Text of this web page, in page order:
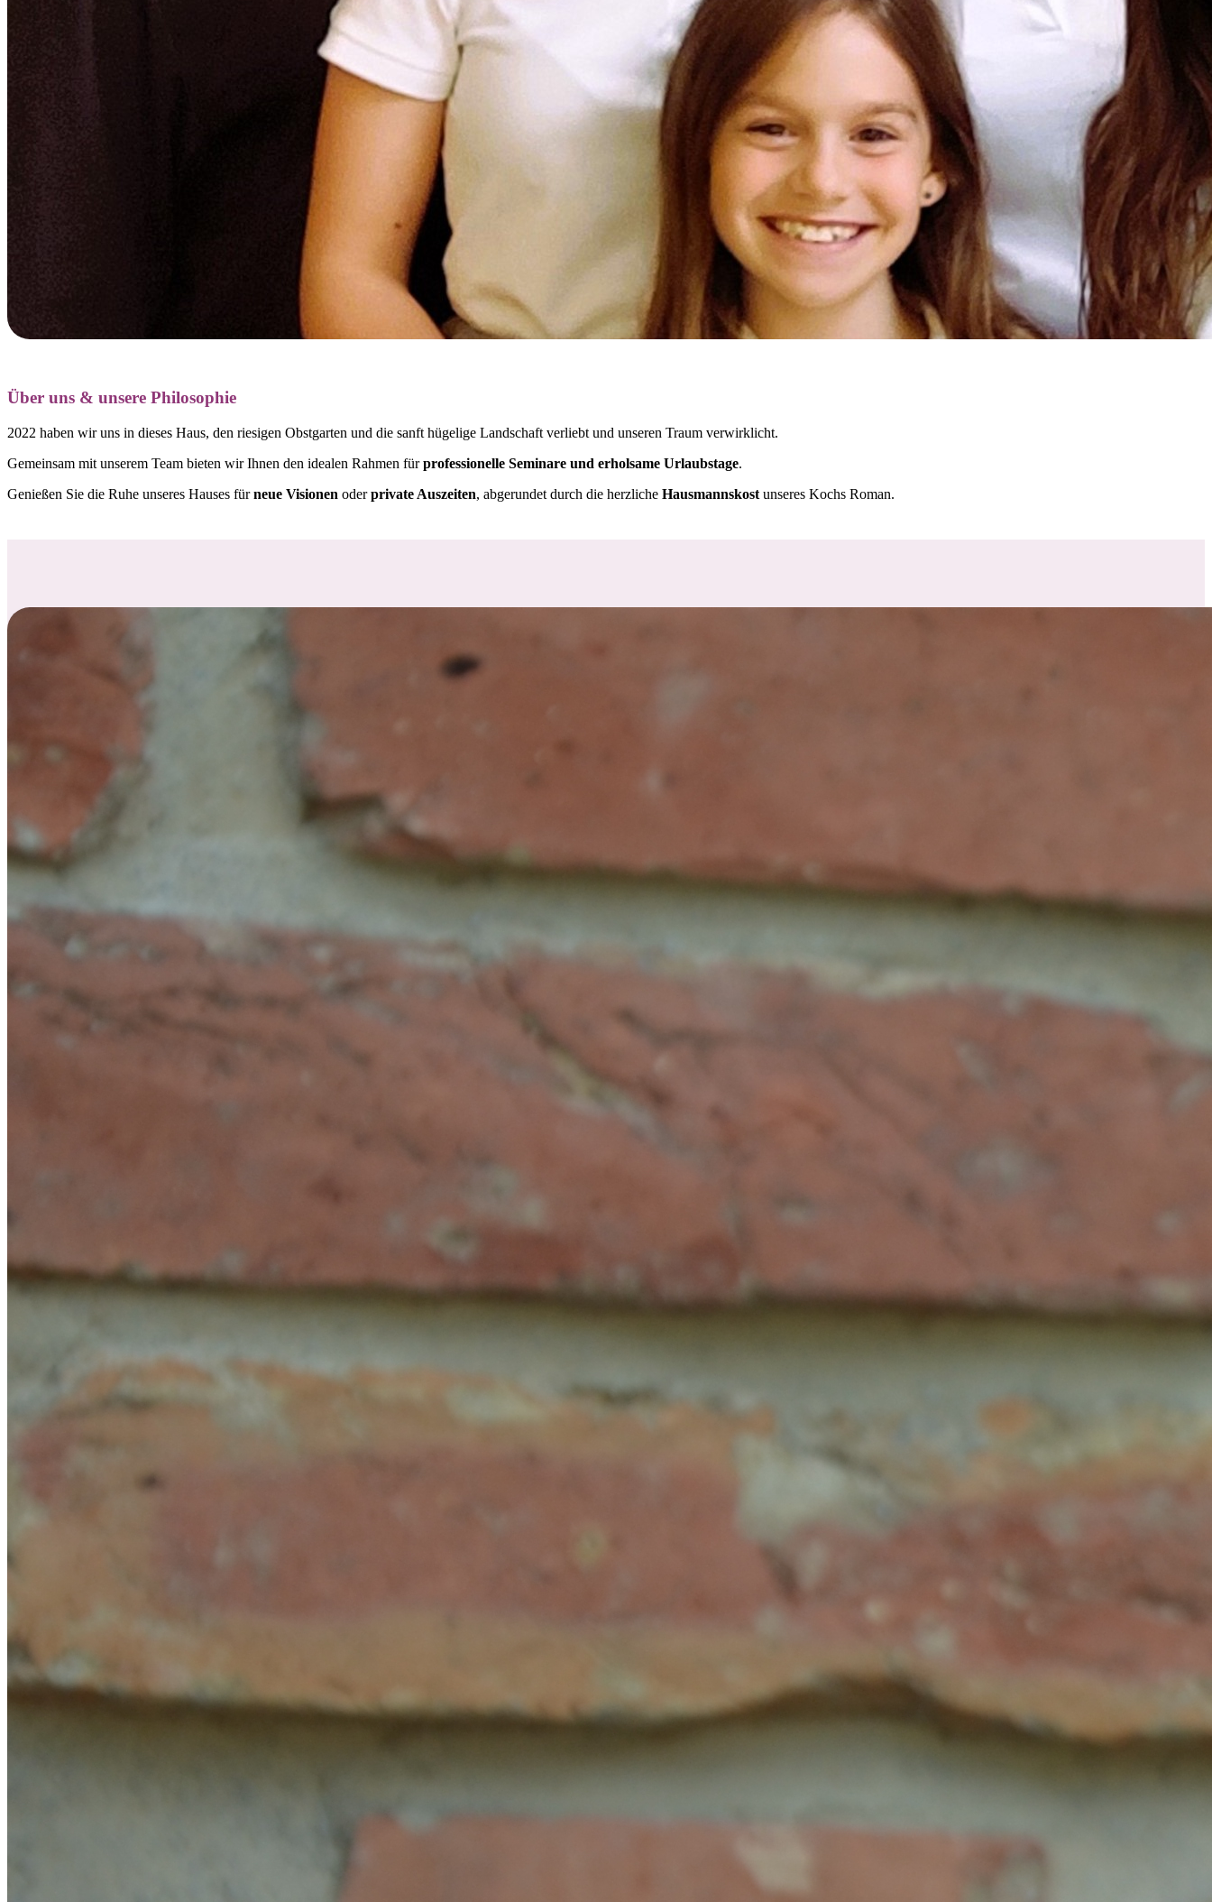
Über uns & unsere Philosophie
2022 haben wir uns in dieses Haus, den riesigen Obstgarten und die sanft hügelige Landschaft verliebt und unseren Traum verwirklicht.
Gemeinsam mit unserem Team bieten wir Ihnen den idealen Rahmen fürprofessionelle Seminare und erholsame Urlaubstage.
Genießen Sie die Ruhe unseres Hauses fürneue Visionen oderprivate Auszeiten, abgerundet durch die herzliche Hausmannskost unseres Kochs Roman.